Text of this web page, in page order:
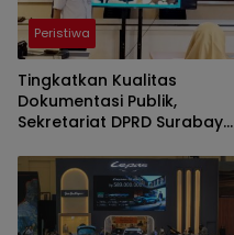
Peristiwa
Tingkatkan Kualitas
Dokumentasi Publik,
Sekretariat DPRD Surabaya
Fotografi